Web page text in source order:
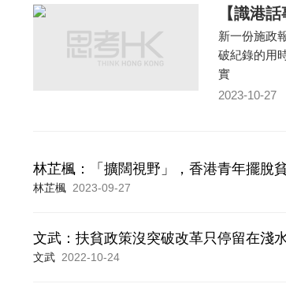
【識港
新一份施政
破紀錄的用
實
2023-10-27
林芷楓：「擴闊視野」，香港青年擺脫
林芷楓 2023-09-27
文武：扶貧政策沒突破改革只停留在淺
文武 2022-10-24